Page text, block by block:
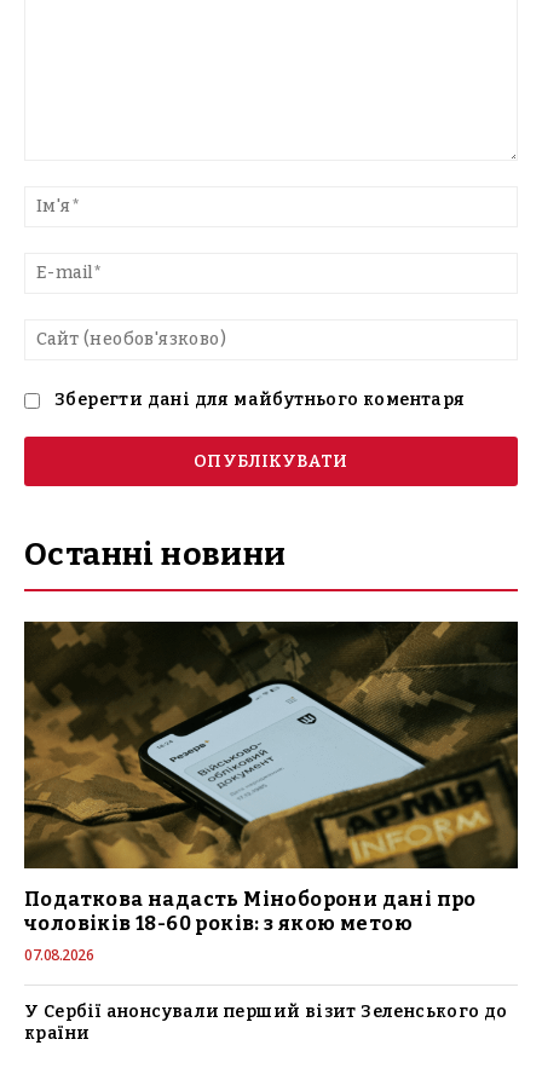
текст
Зберегти дані для майбутнього коментаря
Останні новини
Податкова надасть Міноборони дані про
чоловіків 18-60 років: з якою метою
07.08.2026
У Сербії анонсували перший візит Зеленського до
країни